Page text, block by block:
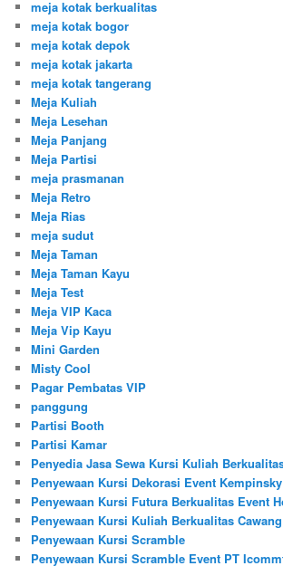
meja kotak berkualitas
meja kotak bogor
meja kotak depok
meja kotak jakarta
meja kotak tangerang
Meja Kuliah
Meja Lesehan
Meja Panjang
Meja Partisi
meja prasmanan
Meja Retro
Meja Rias
meja sudut
Meja Taman
Meja Taman Kayu
Meja Test
Meja VIP Kaca
Meja Vip Kayu
Mini Garden
Misty Cool
Pagar Pembatas VIP
panggung
Partisi Booth
Partisi Kamar
Penyedia Jasa Sewa Kursi Kuliah
Penyewaan Kursi Dekorasi Event
Penyewaan Kursi Futura Berkualitas Event
Penyewaan Kursi Kuliah Berkualitas
Penyewaan Kursi Scramble
Penyewaan Kursi Scramble Event PT